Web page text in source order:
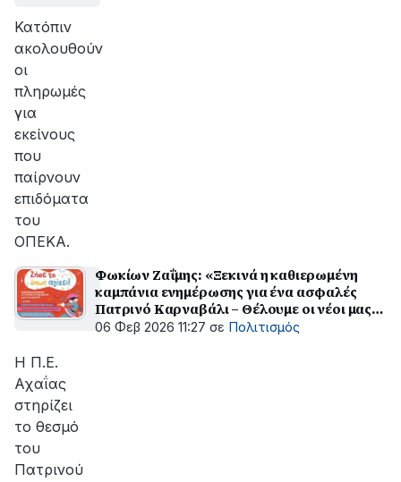
Κατόπιν
ακολουθούν
οι
πληρωμές
για
εκείνους
που
παίρνουν
επιδόματα
του
ΟΠΕΚΑ.
Φωκίων Ζαΐμης: «Ξεκινά η καθιερωμένη
καμπάνια ενημέρωσης για ένα ασφαλές
Πατρινό Καρναβάλι – Θέλουμε οι νέοι μας
να διασκεδάσουν υπεύθυνα»
06 Φεβ 2026 11:27 σε Πολιτισμός
Η Π.Ε.
Αχαΐας
στηρίζει
το θεσμό
του
Πατρινού